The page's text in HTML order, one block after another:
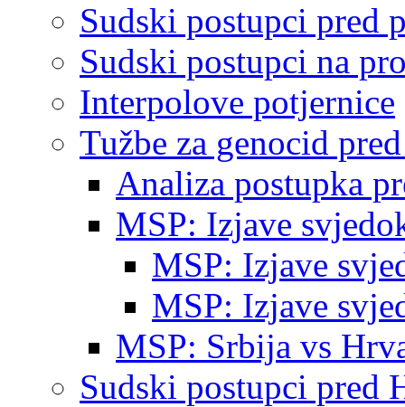
Sudski postupci pred
Sudski postupci na
Interpolove potjernice
Tužbe za genocid
Analiza postupka
MSP: Izjave
MSP: Izjave
MSP: Izjave
MSP: Srbija vs
Sudski postupci pred